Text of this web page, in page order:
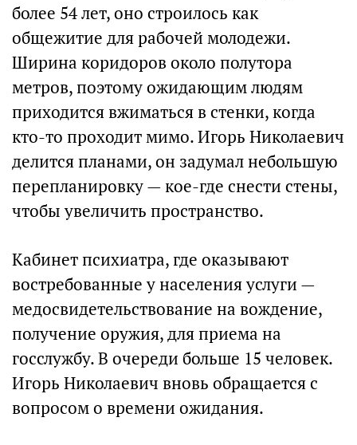
более 54 лет, оно строилось как
общежитие для рабочей молодежи.
Ширина коридоров около полутора
метров, поэтому ожидающим людям
приходится вжиматься в стенки, когда
кто-то проходит мимо. Игорь Николаевич
делится планами, он задумал небольшую
перепланировку — кое-где снести стены,
чтобы увеличить пространство.
Кабинет психиатра, где оказывают
востребованные у населения услуги —
медосвидетельствование на вождение,
получение оружия, для приема на
госслужбу. В очереди больше 15 человек.
Игорь Николаевич вновь обращается с
вопросом о времени ожидания.